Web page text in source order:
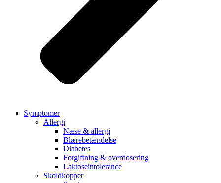
Symptomer
Allergi
Næse & allergi
Blærebetændelse
Diabetes
Forgiftning & overdosering
Laktoseintolerance
Skoldkopper